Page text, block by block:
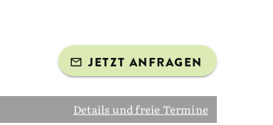
JETZT ANFRAGEN
Details und freie Termine